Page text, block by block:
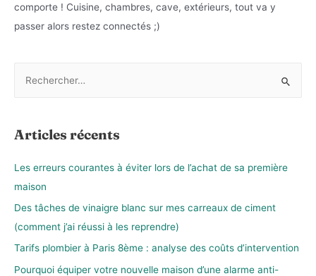
comporte ! Cuisine, chambres, cave, extérieurs, tout va y
passer alors restez connectés ;)
h
r
c
h
e
r
Articles récents
Les erreurs courantes à éviter lors de l’achat de sa première
maison
Des tâches de vinaigre blanc sur mes carreaux de ciment
(comment j’ai réussi à les reprendre)
Tarifs plombier à Paris 8ème : analyse des coûts d’intervention
Pourquoi équiper votre nouvelle maison d’une alarme anti-